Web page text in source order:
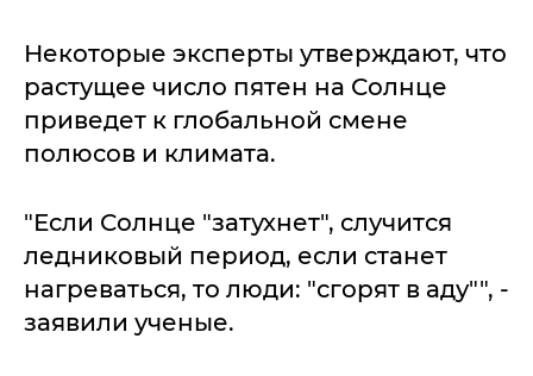
Некоторые эксперты утверждают, что
растущее число пятен на Солнце
приведет к глобальной смене
полюсов и климата.
"Если Солнце "затухнет", случится
ледниковый период, если станет
нагреваться, то люди: "сгорят в аду"", -
заявили ученые.